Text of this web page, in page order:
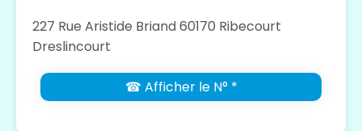
227 Rue Aristide Briand 60170 Ribecourt
Dreslincourt
☎ Afficher le N° *